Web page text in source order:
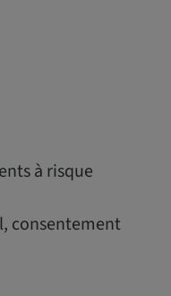
à risque
consentement